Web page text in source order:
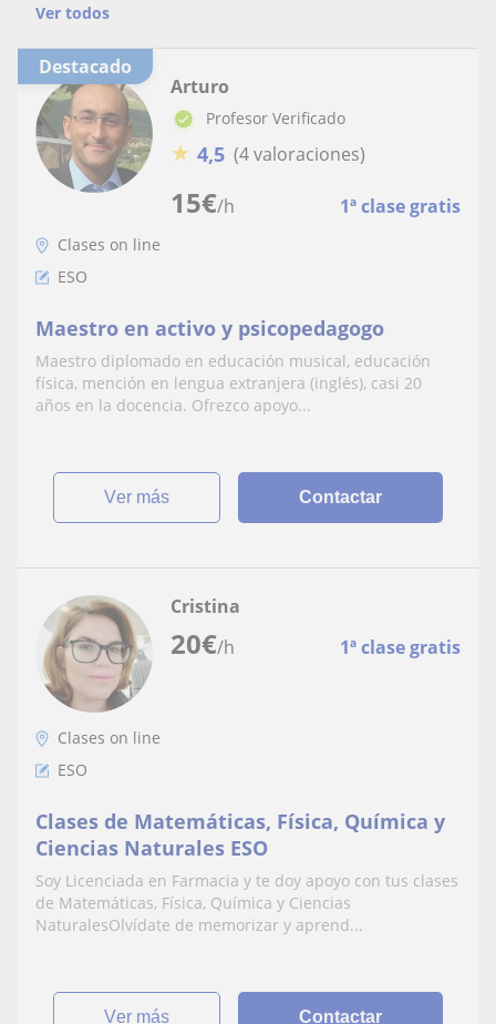
Ver todos
Destacado
15€/h 1ª clase gratis
Arturo
Profesor Verificado
★ 4,5 (4 valoraciones)
Clases on line
ESO
Maestro en activo y psicopedagogo
Maestro diplomado en educación musical, educación
física, mención en lengua extranjera (inglés), casi 20
años en la docencia. Ofrezco apoyo...
ver más Contactar
20€/h 1ª clase gratis
Cristina
Clases on line
ESO
Clases de Matemáticas, Física, Química y
Ciencias Naturales ESO
Soy Licenciada en Farmacia y te doy apoyo con tus clases
de Matemáticas, Física, Química y Ciencias
NaturalesOlvídate de memorizar y aprend...
ver más Contactar